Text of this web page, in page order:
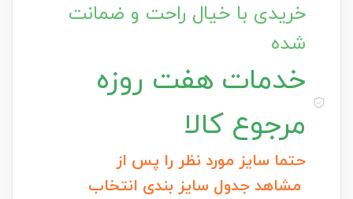
خریدی با خیال راحت و ضمانت
شده
خدمات هفت روزه
مرجوع کالا
حتما سایز مورد نظر را پس از
مشاهد جدول سایز بندی انتخاب